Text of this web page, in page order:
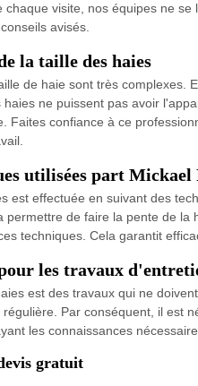
chaque visite, nos équipes ne
avisés.
la taille des haies
de haie sont très complexes.
haies ne puissent pas avoir
Faites confiance à ce
utilisées part Mickael
est effectuée en suivant des
permettre de faire la pente de
techniques. Cela garantit
les travaux
est des travaux qui ne
Par conséquent, il est
les connaissances
gratuit